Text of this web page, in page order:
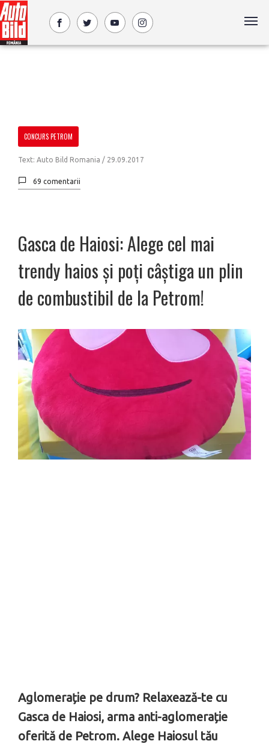
CONCURS PETROM
Text: Auto Bild Romania / 29.09.2017
69 comentarii
Gasca de Haiosi: Alege cel mai
trendy haios și poți câștiga un plin
de combustibil de la Petrom!
Aglomerație pe drum? Relaxează-te cu
Gasca de Haiosi, arma anti-aglomerație
oferită de Petrom. Alege Haiosul tău